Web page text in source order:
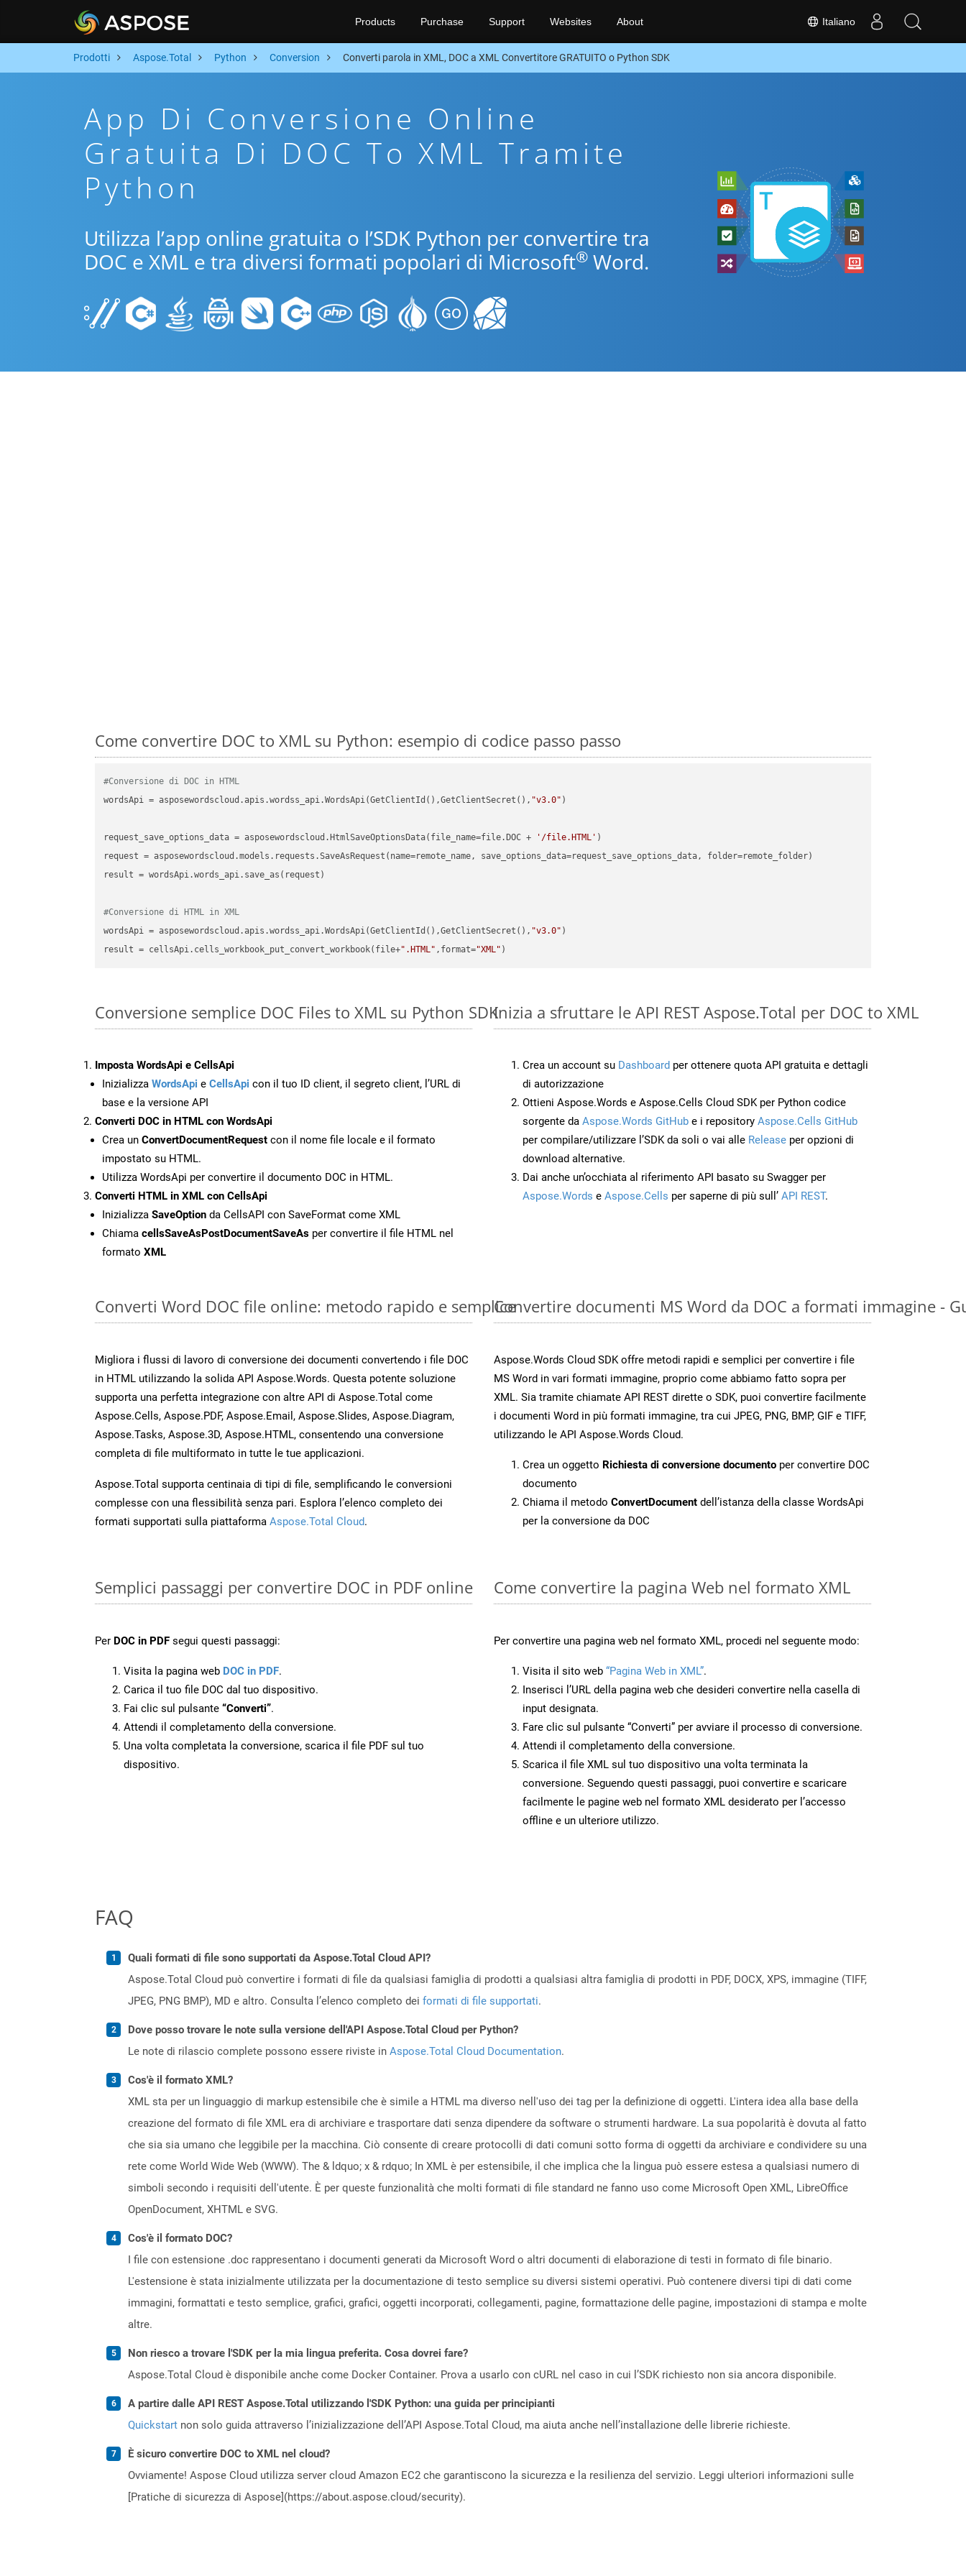
Italiano
Products Purchase Support Websites About
Prodotti Aspose.Total Python Conversion Converti parola in XML, DOC a XML Convertitore GRATUITO o Python SDK
App Di Conversione Online
Gratuita Di DOC To XML Tramite
Python
Utilizza l’app online gratuita o l’SDK Python per convertire tra
DOC e XML e tra diversi formati popolari di Microsoft® Word.
Come convertire DOC to XML su Python: esempio di codice passo passo
#Conversione di DOC in HTML
wordsApi = asposewordscloud.apis.wordss_api.WordsApi(GetClientId(),GetClientSecret(), "v3.0" )
request_save_options_data = asposewordscloud.HtmlSaveOptionsData(file_name=file.DOC + '/file.HTML'
request
result = wordsApi.words_api.save_as(request)
#Conversione di HTML in XML
wordsApi = asposewordscloud.apis.wordss_api.WordsApi(GetClientId(),GetClientSecret(), "v3.0"
result = cellsApi.cells_workbook_put_convert_workbook(file+".HTML" ,format="XML"
Conversione semplice DOC Files to XML su Python SDK
Imposta WordsApi e CellsApi
Inizializza WordsApi e CellsApi con il tuo ID client, il segreto client, l’URL di
base e la versione API
Converti DOC in HTML con WordsApi
Crea un ConvertDocumentRequest con il nome file locale e il formato
impostato su HTML.
Utilizza WordsApi per convertire il documento DOC in HTML.
Converti HTML in XML con CellsApi
Inizializza SaveOption da CellsAPI con SaveFormat come XML
Chiama cellsSaveAsPostDocumentSaveAs per convertire il file HTML nel
formato XML
Inizia a sfruttare le API REST Aspose.Total per DOC to XML
Crea un account su Dashboard per ottenere quota API gratuita e dettagli
di autorizzazione
Ottieni Aspose.Words e Aspose.Cells Cloud SDK per Python codice
sorgente da Aspose.Words GitHub e i repository Aspose.Cells GitHub
per compilare/utilizzare l’SDK da soli o vai alle Release per opzioni di
download alternative.
Dai anche un’occhiata al riferimento API basato su Swagger per
Aspose.Words e Aspose.Cells per saperne di più sull’ API REST.
Converti Word DOC file online: metodo rapido e semplice
Migliora i flussi di lavoro di conversione dei documenti convertendo i file DOC
in HTML utilizzando la solida API Aspose.Words. Questa potente soluzione
supporta una perfetta integrazione con altre API di Aspose.Total come
Aspose.Cells, Aspose.PDF, Aspose.Email, Aspose.Slides, Aspose.Diagram,
Aspose.Tasks, Aspose.3D, Aspose.HTML, consentendo una conversione
completa di file multiformato in tutte le tue applicazioni.
Aspose.Total supporta centinaia di tipi di file, semplificando le conversioni
complesse con una flessibilità senza pari. Esplora l’elenco completo dei
formati supportati sulla piattaforma Aspose.Total Cloud.
Convertire documenti MS Word da DOC a formati immagine -
Aspose.Words Cloud SDK offre metodi rapidi e semplici per convertire i file
MS Word in vari formati immagine, proprio come abbiamo fatto sopra per
XML. Sia tramite chiamate API REST dirette o SDK, puoi convertire facilmente
i documenti Word in più formati immagine, tra cui JPEG, PNG, BMP, GIF e TIFF,
utilizzando le API Aspose.Words Cloud.
Crea un oggetto Richiesta di conversione documento per convertire DOC
documento
Chiama il metodo ConvertDocument dell’istanza della classe WordsApi
per la conversione da DOC
Semplici passaggi per convertire DOC in PDF online
Per DOC in PDF segui questi passaggi:
Visita la pagina web DOC in PDF.
Carica il tuo file DOC dal tuo dispositivo.
Fai clic sul pulsante “Converti”.
Attendi il completamento della conversione.
Una volta completata la conversione, scarica il file PDF sul tuo
dispositivo.
Come convertire la pagina Web nel formato XML
Per convertire una pagina web nel formato XML, procedi nel seguente modo:
Visita il sito web “Pagina Web in XML”.
Inserisci l’URL della pagina web che desideri convertire nella casella di
input designata.
Fare clic sul pulsante “Converti” per avviare il processo di conversione.
Attendi il completamento della conversione.
Scarica il file XML sul tuo dispositivo una volta terminata la
conversione. Seguendo questi passaggi, puoi convertire e scaricare
facilmente le pagine web nel formato XML desiderato per l’accesso
offline e un ulteriore utilizzo.
FAQ
Quali formati di file sono supportati da Aspose.Total Cloud API?
Aspose.Total Cloud può convertire i formati di file da qualsiasi famiglia di prodotti a qualsiasi altra famiglia di prodotti in PDF, DOCX, XPS, immagine (TIFF,
JPEG, PNG BMP), MD e altro. Consulta l’elenco completo dei formati di file supportati.
Dove posso trovare le note sulla versione dell'API Aspose.Total Cloud per Python?
Le note di rilascio complete possono essere riviste in Aspose.Total Cloud Documentation.
Cos'è il formato XML?
XML sta per un linguaggio di markup estensibile che è simile a HTML ma diverso nell'uso dei tag per la definizione di oggetti. L'intera idea alla base della
creazione del formato di file XML era di archiviare e trasportare dati senza dipendere da software o strumenti hardware. La sua popolarità è dovuta al fatto
che sia sia umano che leggibile per la macchina. Ciò consente di creare protocolli di dati comuni sotto forma di oggetti da archiviare e condividere su una
rete come World Wide Web (WWW). The & ldquo; x & rdquo; In XML è per estensibile, il che implica che la lingua può essere estesa a qualsiasi numero di
simboli secondo i requisiti dell'utente. È per queste funzionalità che molti formati di file standard ne fanno uso come Microsoft Open XML, LibreOffice
OpenDocument, XHTML e SVG.
Cos'è il formato DOC?
I file con estensione .doc rappresentano i documenti generati da Microsoft Word o altri documenti di elaborazione di testi in formato di file binario.
L'estensione è stata inizialmente utilizzata per la documentazione di testo semplice su diversi sistemi operativi. Può contenere diversi tipi di dati come
immagini, formattati e testo semplice, grafici, grafici, oggetti incorporati, collegamenti, pagine, formattazione delle pagine, impostazioni di stampa e molte
altre.
Non riesco a trovare l'SDK per la mia lingua preferita. Cosa dovrei fare?
Aspose.Total Cloud è disponibile anche come Docker Container. Prova a usarlo con cURL nel caso in cui l’SDK richiesto non sia ancora disponibile.
A partire dalle API REST Aspose.Total utilizzando l'SDK Python: una guida per principianti
Quickstart non solo guida attraverso l’inizializzazione dell’API Aspose.Total Cloud, ma aiuta anche nell’installazione delle librerie richieste.
È sicuro convertire DOC to XML nel cloud?
Ovviamente! Aspose Cloud utilizza server cloud Amazon EC2 che garantiscono la sicurezza e la resilienza del servizio. Leggi ulteriori informazioni sulle
[Pratiche di sicurezza di Aspose](https://about.aspose.cloud/security).